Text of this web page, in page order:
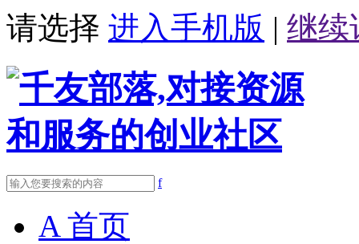
请选择 进入手机版 | 继续
f
A 首页